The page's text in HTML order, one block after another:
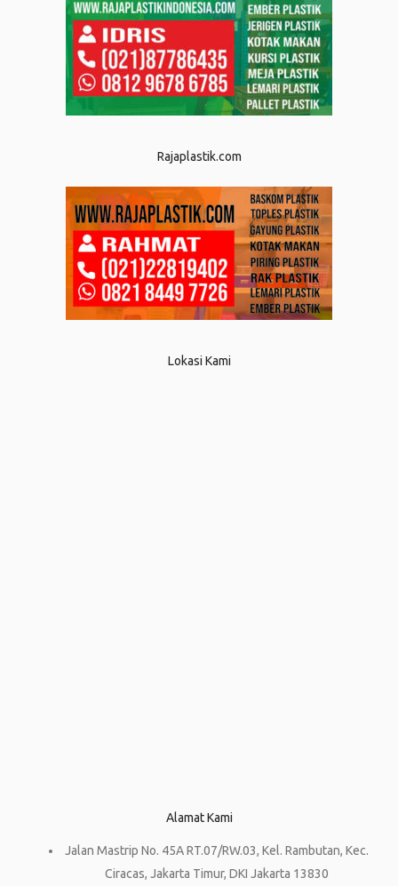
Rajaplastik.com
Lokasi Kami
Alamat Kami
Jalan Mastrip No. 45A RT.07/RW.03, Kel. Rambutan, Kec.
Ciracas, Jakarta Timur, DKI Jakarta 13830